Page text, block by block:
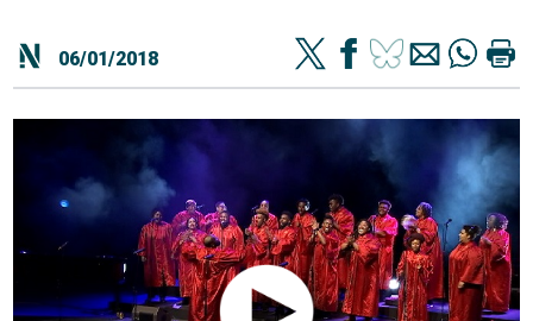
06/01/2018